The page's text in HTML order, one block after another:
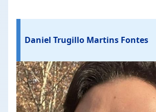
Daniel Trugillo Martins Fontes